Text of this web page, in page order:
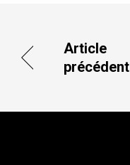
Article
précédent